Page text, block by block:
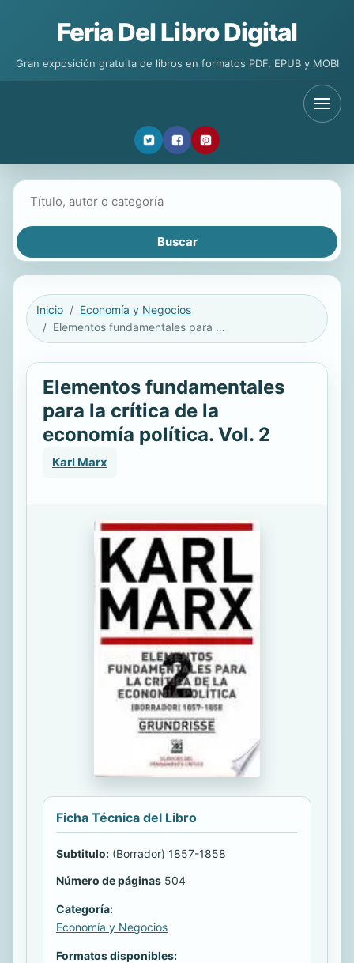
Feria Del Libro Digital
Gran exposición gratuita de libros en formatos PDF, EPUB y MOBI
Inicio
Economía y Negocios
Elementos fundamentales para la crítica de la economía política. Vol. 2
Elementos fundamentales
para la crítica de la
economía política. Vol. 2
Karl Marx
Ficha Técnica del Libro
Subtitulo: (Borrador) 1857-1858
Número de páginas 504
Categoría:
Economía y Negocios
Formatos disponibles: